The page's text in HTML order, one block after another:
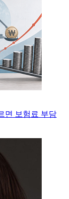
면 보험료 부담